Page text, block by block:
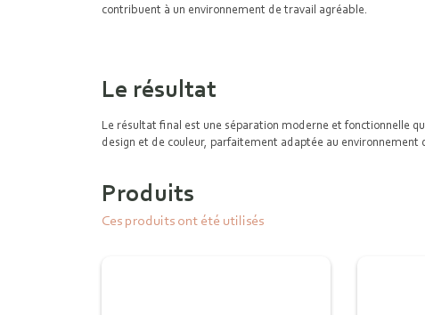
contribuent à un environnement de travail agréable.
Le résultat
Le résultat final est une séparation moderne et fonctionnelle
design et de couleur, parfaitement adaptée au environnement
Produits
Ces produits ont été utilisés